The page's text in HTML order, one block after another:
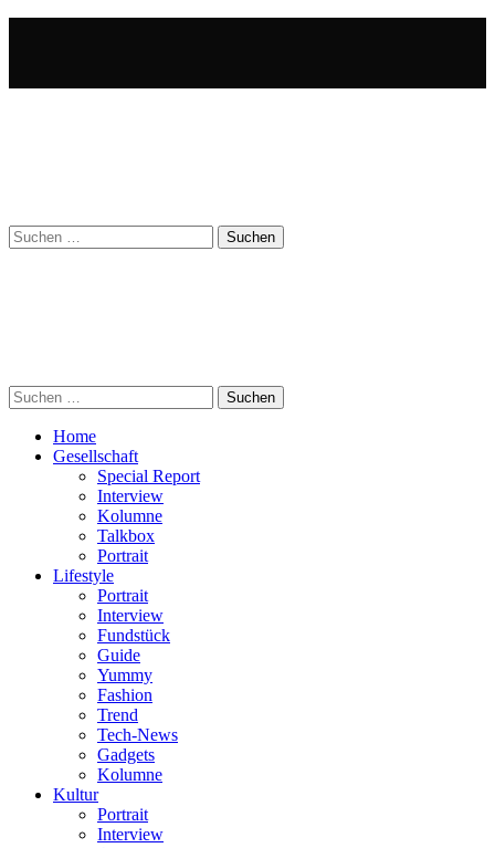
Suchen
nach:
Suchen
nach:
Home
Gesellschaft
Special Report
Interview
Kolumne
Talkbox
Portrait
Lifestyle
Portrait
Interview
Fundstück
Guide
Yummy
Fashion
Trend
Tech-News
Gadgets
Kolumne
Kultur
Portrait
Interview